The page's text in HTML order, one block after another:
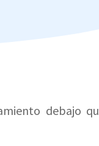
debajo